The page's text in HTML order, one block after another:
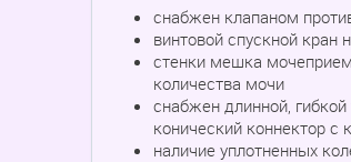
снабжен клапаном
винтовой спускной кран
стенки мешка
количества мочи
снабжен длинной, гибкой
конический коннектор
наличие уплотненных